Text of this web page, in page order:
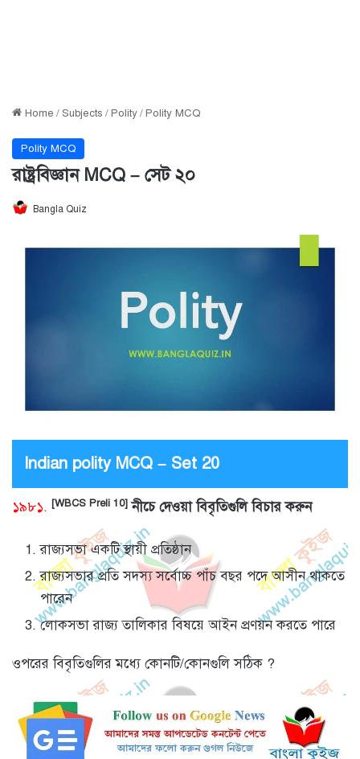
Home / Subjects /Polity/Polity MCQ
Polity MCQ
রাষ্ট্রবিজ্ঞান MCQ – সেট ২০
Bangla Quiz
Indian polity MCQ – Set 20
১৯৮১. [WBCS Preli 10]নীচে দেওয়া বিবৃতিগুলি বিচার করুন
রাজ্যসভা একটি স্থায়ী প্রতিষ্ঠান
রাজ্যসভার প্রতি সদস্য সর্বোচ্চ পাঁচ বছর পদে আসীন থাকতে
পারেন
লোকসভা রাজ্য তালিকার বিষয়ে আইন প্রণয়ন করতে পারে
ওপরের বিবৃতিগুলির মধ্যে কোনটি/কোনগুলি সঠিক ?